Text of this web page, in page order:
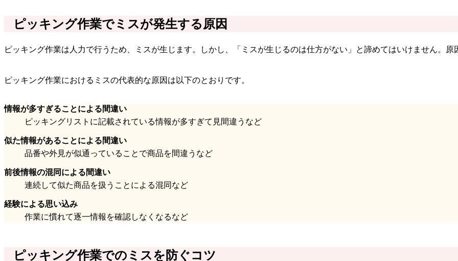
ピッキング作業でミスが発生する原因
ピッキング作業は人力で行うため、ミスが生じます。しかし、「ミスが生じるのは仕方がない」と諦めてはいけません。
ピッキング作業におけるミスの代表的な原因は以下のとおりです。
情報が多すぎることによる間違い
ピッキングリストに記載されている情報が多すぎて見間違うなど
似た情報があることによる間違い
品番や外見が似通っていることで商品を間違うなど
前後情報の混同による間違い
連続して似た商品を扱うことによる混同など
経験による思い込み
作業に慣れて逐一情報を確認しなくなるなど
ピッキング作業でのミスを防ぐコツ